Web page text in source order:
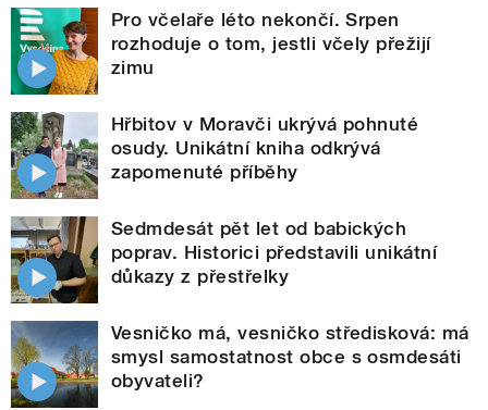
Pro včelaře léto nekončí. Srpen
rozhoduje o tom, jestli včely přežijí
zimu
Hřbitov v Moravči ukrývá pohnuté
osudy. Unikátní kniha odkrývá
zapomenuté příběhy
Sedmdesát pět let od babických
poprav. Historici představili unikátní
důkazy z přestřelky
Vesničko má, vesničko středisková: má
smysl samostatnost obce s osmdesáti
obyvateli?